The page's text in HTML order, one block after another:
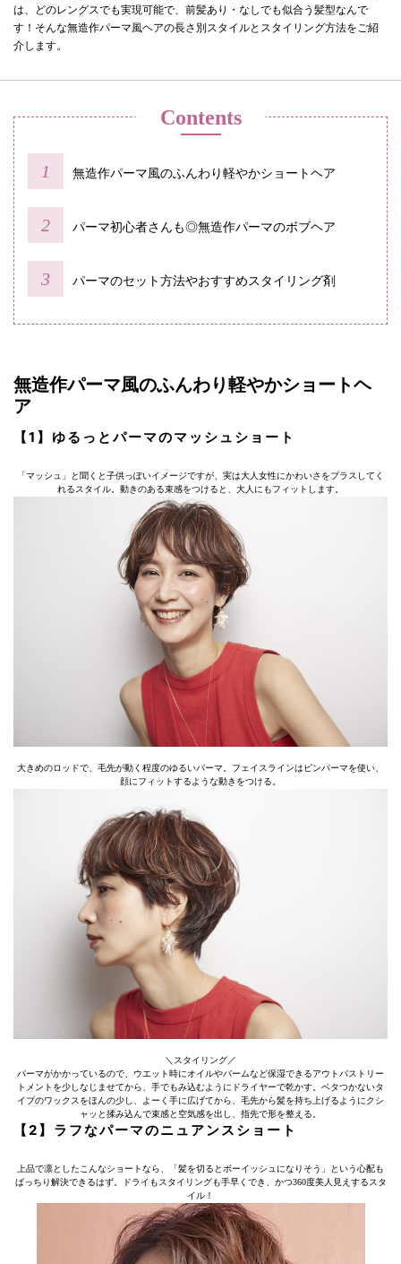
は、どのレングスでも実現可能で、前髪あり・なしでも似合う髪型なんで
す！そんな無造作パーマ風ヘアの長さ別スタイルとスタイリング方法をご紹
介します。
Contents
無造作パーマ風のふんわり軽やかショートヘア
パーマ初心者さんも◎無造作パーマのボブヘア
パーマのセット方法やおすすめスタイリング剤
無造作パーマ風のふんわり軽やかショートヘ
ア
【1】ゆるっとパーマのマッシュショート
「マッシュ」と聞くと子供っぽいイメージですが、実は大人女性にかわいさをプラスしてく
れるスタイル。動きのある束感をつけると、大人にもフィットします。
大きめのロッドで、毛先が動く程度のゆるいパーマ。フェイスラインはピンパーマを使い、
顔にフィットするような動きをつける。
＼スタイリング／
パーマがかかっているので、ウエット時にオイルやバームなど保湿できるアウトバストリー
トメントを少しなじませてから、手でもみ込むようにドライヤーで乾かす。ベタつかないタ
イプのワックスをほんの少し、よーく手に広げてから、毛先から髪を持ち上げるようにクシ
ャッと揉み込んで束感と空気感を出し、指先で形を整える。
【2】ラフなパーマのニュアンスショート
上品で凛としたこんなショートなら、「髪を切るとボーイッシュになりそう」という心配も
ばっちり解決できるはず。ドライもスタイリングも手早くでき、かつ360度美人見えするスタ
イル！